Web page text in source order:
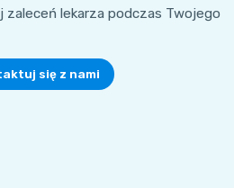
lekarza podczas Twojego
się z nami